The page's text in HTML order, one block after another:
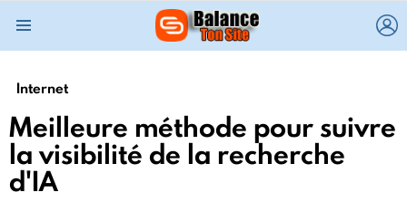
Internet
Meilleure méthode pour suivre
la visibilité de la recherche
d'IA